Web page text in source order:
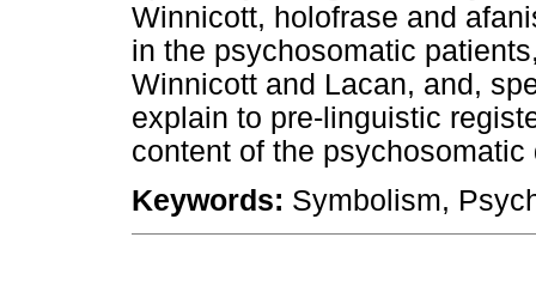
Winnicott, holofrase and
in the psychosomatic
Winnicott and Lacan, and,
explain to pre-linguistic
content of the psychosomatic
Keywords: Symbolism,